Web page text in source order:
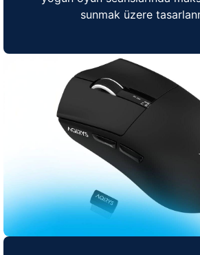
sunmak üzere